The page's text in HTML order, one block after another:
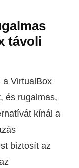
távoli
a VirtualBox
és rugalmas,
kínál a
biztosít az